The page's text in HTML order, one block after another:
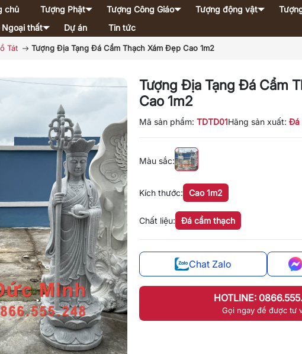
chủ Tượng Phật Tượng Công Giáo Tượng động vật
Ngoại thất
Dự án Tin tức
Tát Tượng Địa Tạng Đá Cẩm Thạch Xám Đẹp Cao 1m2
Tượng Địa Tạng Đá Cẩm
Cao 1m2
Mã sản phẩm: TDTD01Hãng sản xuất: Đá
Kích thước: Cao 1m2
Màu sắc:
Chất liệu: Đá cẩm thạch
Chat Zalo
HOTLINE:
Gọi ngay để được tư